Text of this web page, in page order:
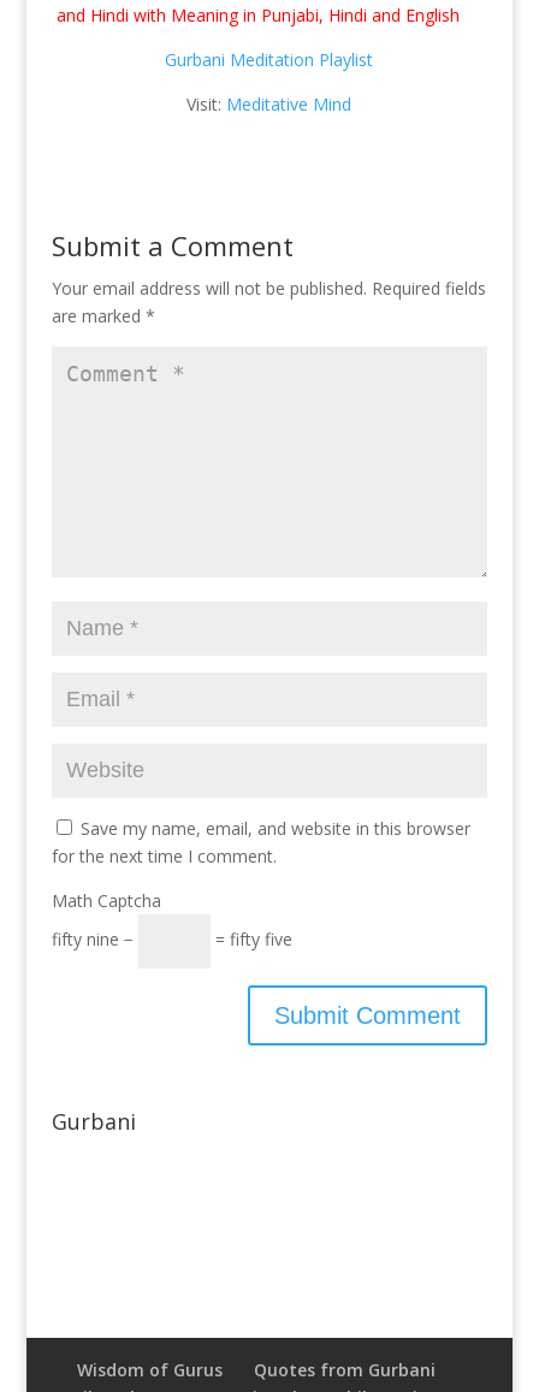
and Hindi with Meaning in Punjabi, Hindi and English
Gurbani Meditation Playlist
Visit: Meditative Mind
Submit a Comment
Your email address will not be published. Required fields
are marked *
Save my name, email, and website in this browser
for the next time I comment.
Math Captcha
fifty nine −
= fifty five
Gurbani
Wisdom of Gurus
Quotes from Gurbani